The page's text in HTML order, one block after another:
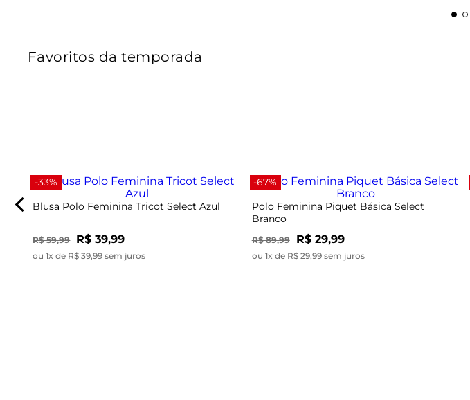
Favoritos da temporada
-33%
Blusa Polo Feminina Tricot Select Azul
R$ 59,99 R$ 39,99
ou 1x de R$ 39,99 sem juros
-67%
Polo Feminina Piquet Básica Select
Branco
R$ 89,99 R$ 29,99
ou 1x de R$ 29,99 sem juros